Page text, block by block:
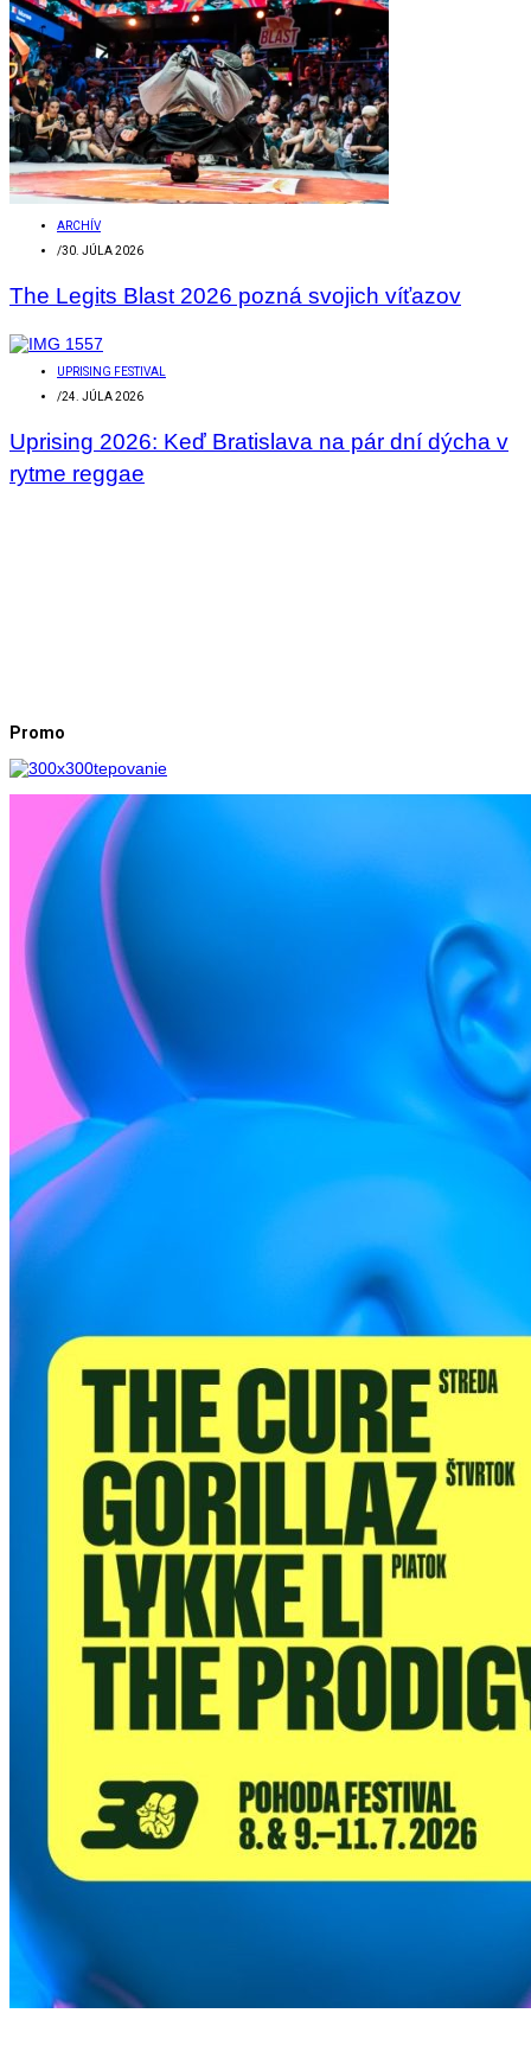
ARCHÍV
/30. JÚLA 2026
The Legits Blast 2026 pozná svojich víťazov
UPRISING FESTIVAL
/24. JÚLA 2026
Uprising 2026: Keď Bratislava na pár dní dýcha v
rytme reggae
Promo